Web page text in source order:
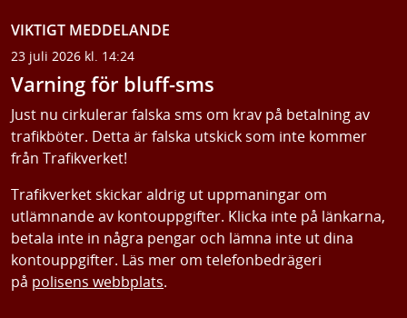
VIKTIGT MEDDELANDE
23 juli 2026 kl. 14:24
Varning för bluff-sms
Just nu cirkulerar falska sms om krav på betalning av
trafikböter. Detta är falska utskick som inte kommer
från Trafikverket!
Trafikverket skickar aldrig ut uppmaningar om
utlämnande av kontouppgifter. Klicka inte på länkarna,
betala inte in några pengar och lämna inte ut dina
kontouppgifter. Läs mer om telefonbedrägeri
på polisens webbplats.